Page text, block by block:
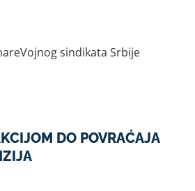
sindikata Srbije
DO POVRAĆAJA